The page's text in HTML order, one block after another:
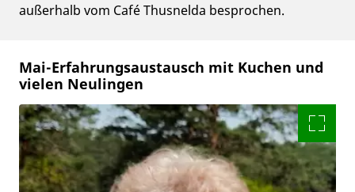
außerhalb vom Café Thusnelda besprochen.
Mai-Erfahrungsaustausch mit Kuchen und
vielen Neulingen